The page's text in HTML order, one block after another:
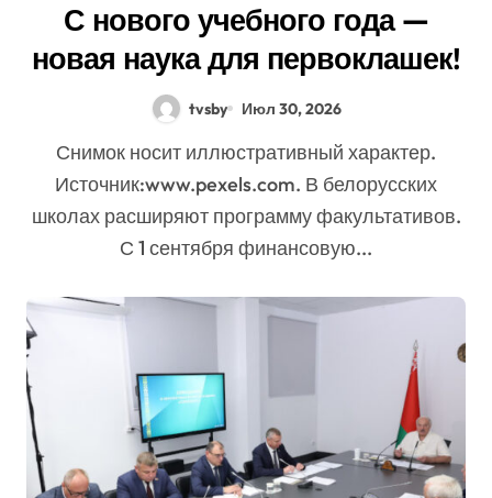
С нового учебного года —
новая наука для первоклашек!
tvsby Июл 30, 2026
Снимок носит иллюстративный характер.
Источник:www.pexels.com. В белорусских
школах расширяют программу факультативов.
С 1 сентября финансовую...